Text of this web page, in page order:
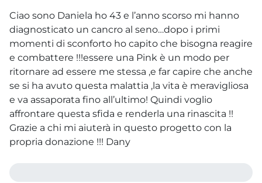
Ciao sono Daniela ho 43 e l’anno scorso mi hanno
diagnosticato un cancro al seno…dopo i primi
momenti di sconforto ho capito che bisogna reagire
e combattere !!!essere una Pink è un modo per
ritornare ad essere me stessa ,e far capire che anche
se si ha avuto questa malattia ,la vita è meravigliosa
e va assaporata fino all’ultimo! Quindi voglio
affrontare questa sfida e renderla una rinascita !!
Grazie a chi mi aiuterà in questo progetto con la
propria donazione !!! Dany